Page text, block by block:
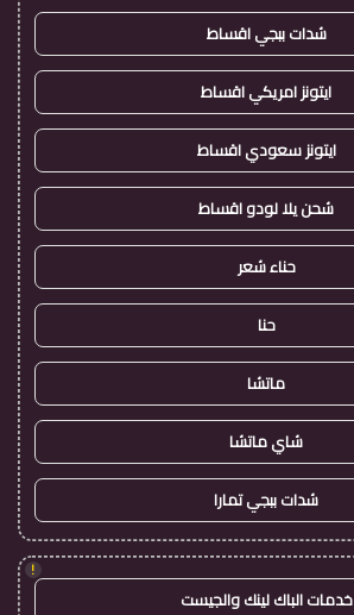
شدات ببجي اقساط
ايتونز امريكي اقساط
ايتونز سعودي اقساط
شحن يلا لودو اقساط
حناء شعر
حنا
ماتشا
شاي ماتشا
شدات ببجي تمارا
!
خدمات الباك لينك والجيست